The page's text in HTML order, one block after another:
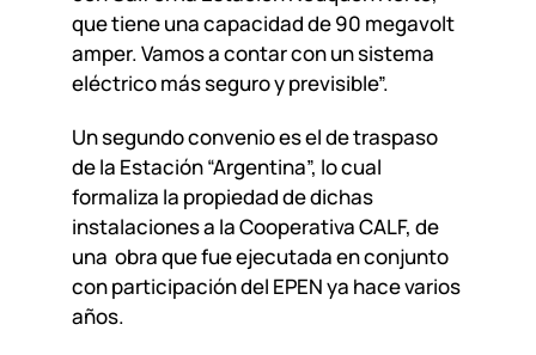
que tiene una capacidad de 90 megavolt
amper. Vamos a contar con un sistema
eléctrico más seguro y previsible”.
Un segundo convenio es el de traspaso
de la Estación “Argentina”, lo cual
formaliza la propiedad de dichas
instalaciones a la Cooperativa CALF, de
una obra que fue ejecutada en conjunto
con participación del EPEN ya hace varios
años.